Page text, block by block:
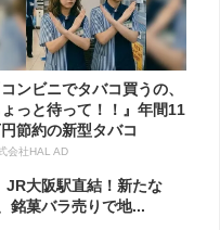
コンビニでタバコ買うの、
っと待って！！』年間11
節約の新型タバコ
会社HAL AD
JR大阪駅直結！新たな
銘菓バラ売りで地...